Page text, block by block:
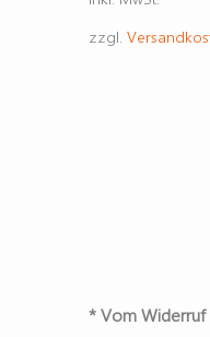
zzgl.
* Vom Widerruf